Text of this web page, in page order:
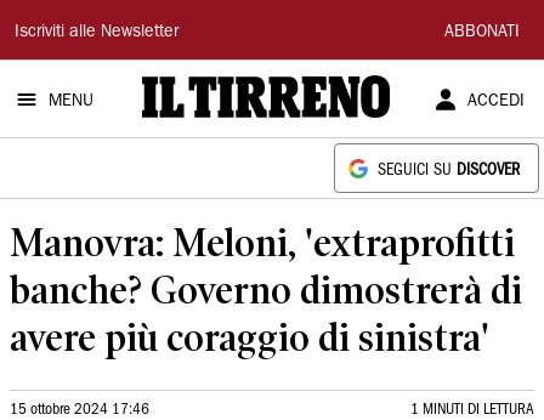
Il
Tirreno
Iscriviti alle Newsletter ABBONATI
MENU ACCEDI
SEGUICI SU DISCOVER
Manovra: Meloni, 'extraprofitti
banche? Governo dimostrerà di
avere più coraggio di sinistra'
15 ottobre 2024 17:46 1 MINUTI DI LETTURA